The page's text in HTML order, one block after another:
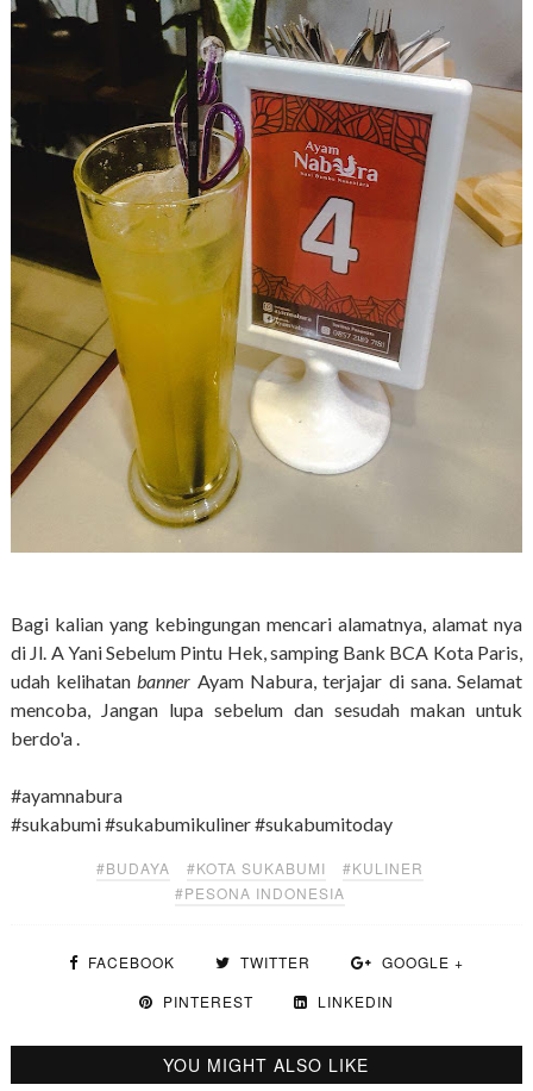
Bagi kalian yang kebingungan mencari alamatnya, alamat nya
di Jl. A Yani Sebelum Pintu Hek, samping Bank BCA Kota Paris,
udah kelihatan banner Ayam Nabura, terjajar di sana. Selamat
mencoba, Jangan lupa sebelum dan sesudah makan untuk
berdo'a .
#ayamnabura
#sukabumi #sukabumikuliner #sukabumitoday
#BUDAYA #KOTA SUKABUMI
#KULINER
#PESONA INDONESIA
FACEBOOK TWITTER
GOOGLE +
PINTEREST
LINKEDIN
YOU MIGHT ALSO LIKE